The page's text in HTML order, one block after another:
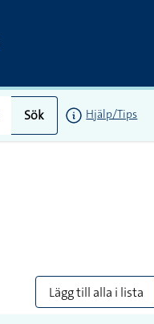
Sök Hjälp/Tips
Lägg till alla i lista